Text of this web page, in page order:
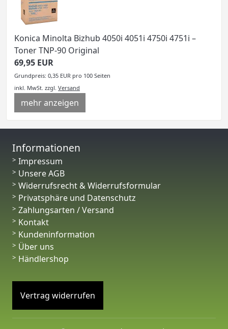
Konica Minolta Bizhub 4050i 4051i 4750i 4751i –
Toner TNP-90 Original
69,95 EUR
Grundpreis: 0,35 EUR pro 100 Seiten
inkl. MwSt. zzgl. Versand
mehr anzeigen
Informationen
Impressum
Unsere AGB
Widerrufsrecht & Widerrufsformular
Privatsphäre und Datenschutz
Zahlungsarten / Versand
Kontakt
Kundeninformation
Über uns
Händlershop
Vertrag widerrufen